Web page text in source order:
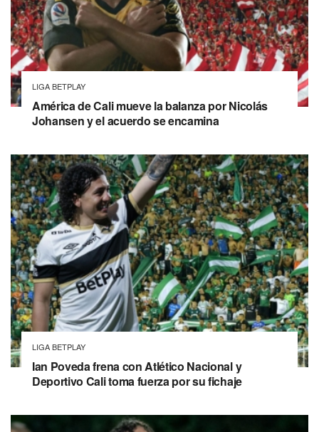
LIGA BETPLAY
América de Cali mueve la balanza por Nicolás
Johansen y el acuerdo se encamina
LIGA BETPLAY
Ian Poveda frena con Atlético Nacional y
Deportivo Cali toma fuerza por su fichaje